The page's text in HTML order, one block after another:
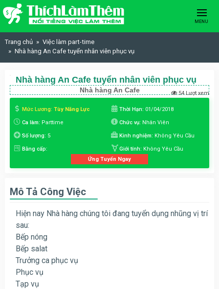
Skip to content
MENU
Trang chủ
Việc làm part-time
Nhà hàng An Cafe tuyển nhân viên phục vụ
Nhà hàng An Cafe tuyển nhân viên phục vụ
Nhà hàng An Cafe 54 Lượt xem
Mức Lương: Tùy Năng Lực Thời Hạn: 01/04/2018
Ca làm: Parttime Chức vụ: Nhân Viên
Số lượng: 5 Kinh nghiệm: Không Yêu Cầu
Bằng cấp: Giới tính: Không Yêu Cầu
Ứng Tuyển Ngay
Mô Tả Công Việc
Hiện nay Nhà hàng chúng tôi đang tuyển dụng nhũng vị trí
sau:
Bếp nóng
Bếp salat
Trưởng ca phục vụ
Phục vụ
Tạp vụ